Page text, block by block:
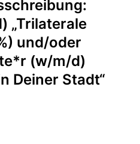
„Trilaterale
und/oder
(w/m/d)
Deiner Stadt“